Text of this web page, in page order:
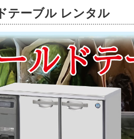
テーブル レンタル